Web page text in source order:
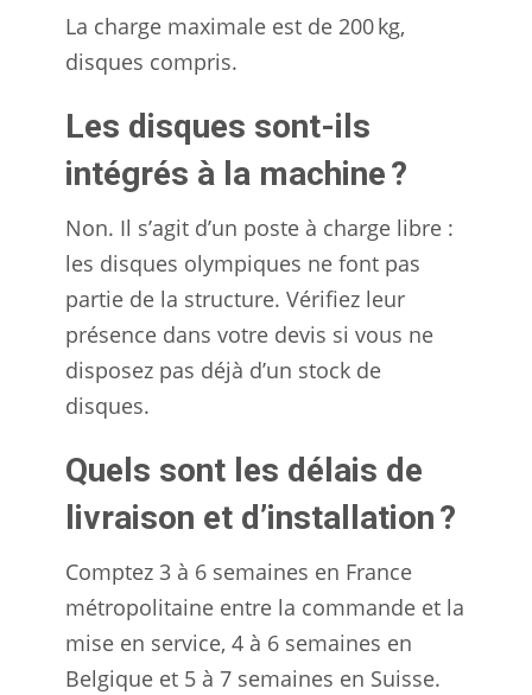
La charge maximale est de 200 kg,
disques compris.
Les disques sont-ils
intégrés à la machine ?
Non. Il s’agit d’un poste à charge libre :
les disques olympiques ne font pas
partie de la structure. Vérifiez leur
présence dans votre devis si vous ne
disposez pas déjà d’un stock de
disques.
Quels sont les délais de
livraison et d’installation ?
Comptez 3 à 6 semaines en France
métropolitaine entre la commande et la
mise en service, 4 à 6 semaines en
Belgique et 5 à 7 semaines en Suisse.